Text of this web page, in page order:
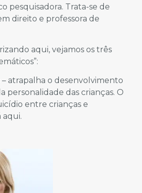
pesquisadora. Trata-se de
direito e professora de
aqui, vejamos os três
– atrapalha o desenvolvimento
personalidade das crianças. O
entre crianças e
aqui.